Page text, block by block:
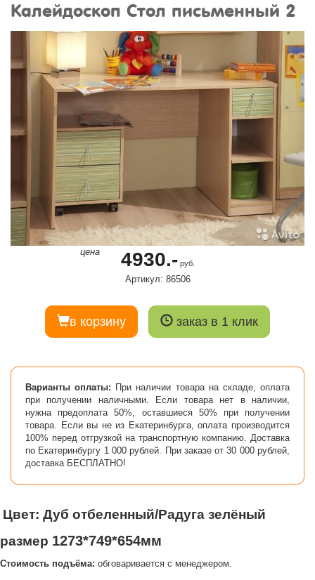
Калейдоскоп Стол письменный 2
цена 4930.-руб.
Артикул: 86506
в корзину заказ в 1 клик
Варианты оплаты: При наличии товара на складе, оплата
при получении наличными. Если товара нет в наличии,
нужна предоплата 50%, оставшиеся 50% при получении
товара. Если вы не из Екатеринбурга, оплата производится
100% перед отгрузкой на транспортную компанию. Доставка
по Екатеринбургу 1 000 рублей. При заказе от 30 000 рублей,
доставка БЕСПЛАТНО!
Цвет: Дуб отбеленный/Радуга зелёный
размер 1273*749*654мм
Стоимость подъёма: обговаривается с менеджером.